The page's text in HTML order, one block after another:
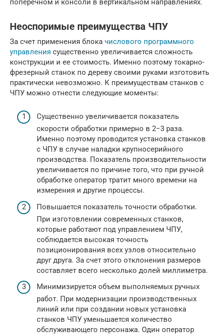
поперечном и консоли в вертикальном направлениях.
Неоспоримые преимущества ЧПУ
За счет применения блока числового программного
управления существенно увеличивается сложность
конструкции и ее стоимость. Именно поэтому токарно-
фрезерный станок по дереву своими руками изготовить
практически невозможно. К преимуществам станков с
ЧПУ можно отнести следующие моменты:
Существенно увеличивается показатель
скорости обработки примерно в 2−3 раза.
Именно поэтому проводится установка станков
с ЧПУ в случае наладки крупносерийного
производства. Показатель производительности
увеличивается по причине того, что при ручной
обработке оператор тратит много времени на
измерения и другие процессы.
Повышается показатель точности обработки.
При изготовлении современных станков,
которые работают под управлением ЧПУ,
соблюдается высокая точность
позиционирования всех узлов относительно
друг друга. За счет этого отклонения размеров
составляет всего несколько долей миллиметра.
Минимизируется объем выполняемых ручных
работ. При модернизации производственных
линий или при создании новых установка
станков ЧПУ уменьшается количество
обслуживающего персонажа. Один оператор